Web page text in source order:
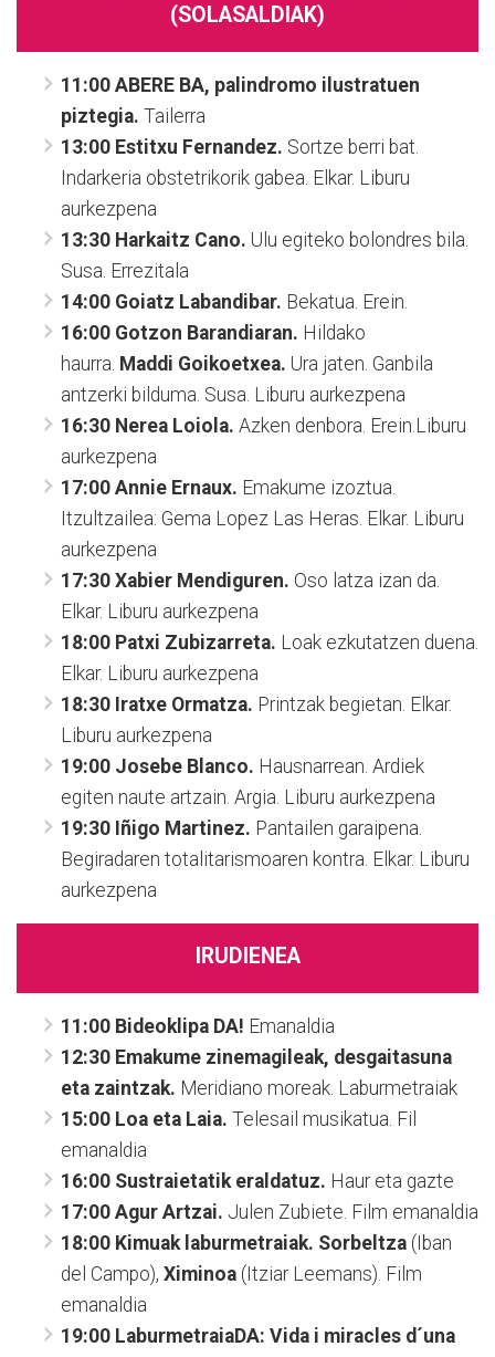
(SOLASALDIAK)
11:00 ABERE BA, palindromo ilustratuen
piztegia. Tailerra
13:00 Estitxu Fernandez. Sortze berri bat.
Indarkeria obstetrikorik gabea. Elkar. Liburu
aurkezpena
13:30 Harkaitz Cano. Ulu egiteko bolondres bila.
Susa. Errezitala
14:00 Goiatz Labandibar. Bekatua. Erein.
16:00 Gotzon Barandiaran. Hildako
haurra. Maddi Goikoetxea. Ura jaten. Ganbila
antzerki bilduma. Susa. Liburu aurkezpena
16:30 Nerea Loiola. Azken denbora. Erein.Liburu
aurkezpena
17:00 Annie Ernaux. Emakume izoztua.
Itzultzailea: Gema Lopez Las Heras. Elkar. Liburu
aurkezpena
17:30 Xabier Mendiguren. Oso latza izan da.
Elkar. Liburu aurkezpena
18:00 Patxi Zubizarreta. Loak ezkutatzen duena.
Elkar. Liburu aurkezpena
18:30 Iratxe Ormatza. Printzak begietan. Elkar.
Liburu aurkezpena
19:00 Josebe Blanco. Hausnarrean. Ardiek
egiten naute artzain. Argia. Liburu aurkezpena
19:30 Iñigo Martinez. Pantailen garaipena.
Begiradaren totalitarismoaren kontra. Elkar. Liburu
aurkezpena
IRUDIENEA
11:00 Bideoklipa DA! Emanaldia
12:30 Emakume zinemagileak, desgaitasuna
eta zaintzak. Meridiano moreak. Laburmetraiak
15:00 Loa eta Laia. Telesail musikatua. Fil
emanaldia
16:00 Sustraietatik eraldatuz. Haur eta gazte
17:00 Agur Artzai. Julen Zubiete. Film emanaldia
18:00 Kimuak laburmetraiak. Sorbeltza (Iban
del Campo), Ximinoa (Itziar Leemans). Film
emanaldia
19:00 LaburmetraiaDA: Vida i miracles d´una